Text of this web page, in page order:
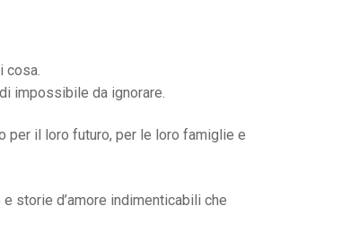
cosa.
impossibile da ignorare.
per il loro futuro, per le loro famiglie e
storie d’amore indimenticabili che